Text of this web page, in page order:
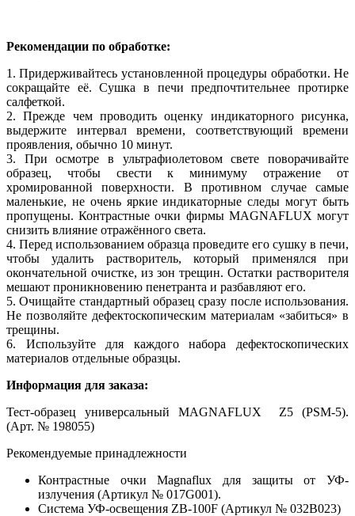
Рекомендации по обработке:
1. Придерживайтесь установленной процедуры обработки. Не
сокращайте её. Сушка в печи предпочтительнее протирке
салфеткой.
2. Прежде чем проводить оценку индикаторного рисунка,
выдержите интервал времени, соответствующий времени
проявления, обычно 10 минут.
3. При осмотре в ультрафиолетовом свете поворачивайте
образец, чтобы свести к минимуму отражение от
хромированной поверхности. В противном случае самые
маленькие, не очень яркие индикаторные следы могут быть
пропущены.Контрастные очки фирмы MAGNAFLUX могут
снизить влияние отражённого света.
4. Перед использованием образца проведите его сушку в печи,
чтобы удалить растворитель, который применялся при
окончательной очистке, из зон трещин. Остатки растворителя
мешают проникновению пенетранта и разбавляют его.
5. Очищайте стандартный образец сразу после использования.
Не позволяйте дефектоскопическим материалам «забиться» в
трещины.
6. Используйте для каждого набора дефектоскопических
материалов отдельные образцы.
Информация для заказа:
Тест-образец универсальный MAGNAFLUX Z5 (PSM-5).
(Арт. № 198055)
Рекомендуемые принадлежности
Контрастные очки Magnaflux для защиты от УФ-
излучения (Артикул № 017G001).
Система УФ-освещения ZB-100F (Артикул № 032B023)